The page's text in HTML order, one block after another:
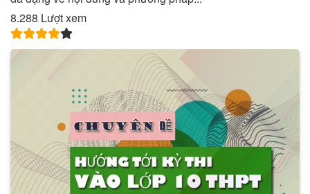
8.288 Lượt xem